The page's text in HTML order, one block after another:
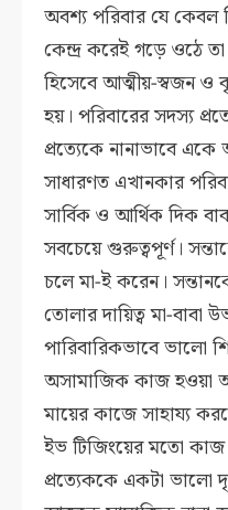
অবশ্য পরিবার যে কেবল
কেন্দ্র করেই গড়ে ওঠে
হিসেবে আত্মীয়-স্বজন ও
হয়। পরিবারের সদস্য
প্রত্যেকে নানাভাবে
সাধারণত এখানকার
সার্বিক ও আর্থিক দিক
সবচেয়ে গুরুত্বপূর্ণ।
চলে মা-ই করেন।
তোলার দায়িত্ব মা-বাবা
পারিবারিকভাবে ভালো
অসামাজিক কাজ হওয়া
মায়ের কাজে সাহায্য
ইভ টিজিংয়ের মতো কাজ
প্রত্যেককে একটা ভালো